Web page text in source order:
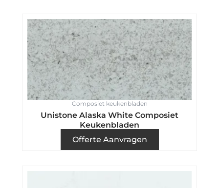
Composiet keukenbladen
Unistone Alaska White Composiet
Keukenbladen
Offerte Aanvragen